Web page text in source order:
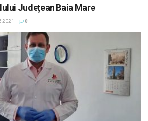
Județean Baia Mare
2021 0